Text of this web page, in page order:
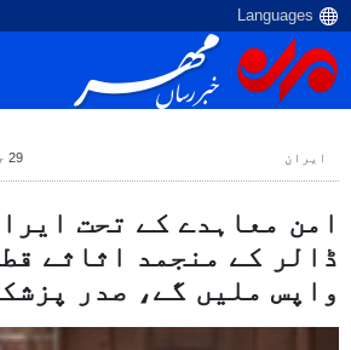
ایران 29 جون، 2026، 3:53 PM
ڈالر کے منجمد اثاثے
واپس ملیں گے، صدر